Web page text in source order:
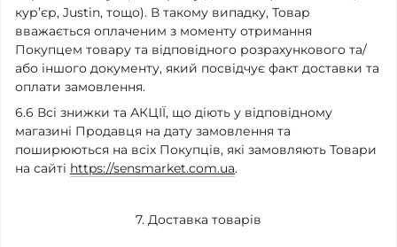
кур’єр, Justin, тощо). В такому випадку, Товар
вважається оплаченим з моменту отримання
Покупцем товару та відповідного розрахункового та/
або іншого документу, який посвідчує факт доставки та
оплати замовлення.
6.6 Всі знижки та АКЦІЇ, що діють у відповідному
магазині Продавця на дату замовлення та
поширюються на всіх Покупців, які замовляють Товари
на сайті https://sensmarket.com.ua.
7. Доставка товарів